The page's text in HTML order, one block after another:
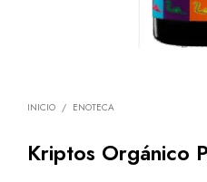
INICIO / ENOTECA
Kriptos Orgánico